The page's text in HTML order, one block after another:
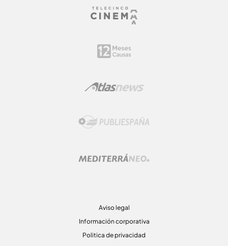
Aviso legal
Información corporativa
Politica de privacidad